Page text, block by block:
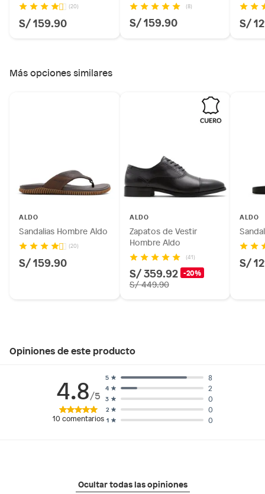
(20)
S/ 159.90
(8)
S/ 159.90 S/
Más opciones similares
ALDO
Sandalias Hombre Aldo
(20)
S/ 159.90
ALDO
Zapatos de Vestir
Hombre Aldo
(41)
S/ 359.92 -20%
S/ 449.90
ALDO
S/
Opiniones de este producto
4.8/5
10 comentarios 1 0
2 0
3 0
4 2
5 8
Ocultar todas las opiniones